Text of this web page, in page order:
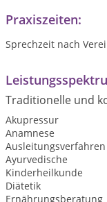
Praxiszeiten:
Sprechzeit nach
Traditionelle und
Akupressur
Anamnese
Ausleitungsverfahren
Ayurvedische
Kinderheilkunde
Diätetik
Ernährungsberatung